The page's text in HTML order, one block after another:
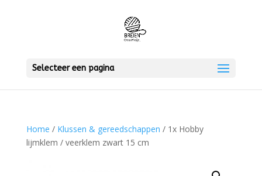
Selecteer een pagina
Home / Klussen & gereedschappen / 1x Hobby
lijmklem / veerklem zwart 15 cm